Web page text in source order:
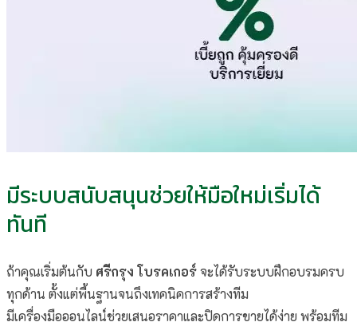
มีระบบสนับสนุนช่วยให้มือใหม่เริ่มได้
ทันที
ถ้าคุณเริ่มต้นกับ ศรีกรุง โบรคเกอร์จะได้รับระบบฝึกอบรมครบ
ทุกด้าน ตั้งแต่พื้นฐานจนถึงเทคนิคการสร้างทีม
มีเครื่องมือออนไลน์ช่วยเสนอราคาและปิดการขายได้ง่าย พร้อมทีม